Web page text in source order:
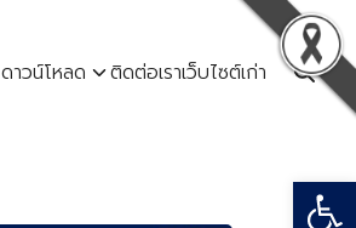
ดาวน์โหลด ติดต่อเราเว็บไซต์เก่า